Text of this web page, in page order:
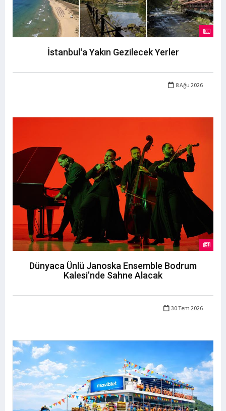
İstanbul'a Yakın Gezilecek Yerler
8 Ağu 2026
Dünyaca Ünlü Janoska Ensemble Bodrum
Kalesi’nde Sahne Alacak
30 Tem 2026